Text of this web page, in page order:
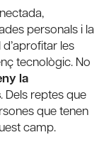
personals i la
les
tecnològic. No
la
. Dels reptes que
que tenen
camp.